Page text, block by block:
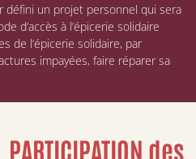
défini un projet personnel qui sera
d’accès à l’épicerie solidaire
de l’épicerie solidaire, par
impayées, faire réparer sa
PARTICIPATION des